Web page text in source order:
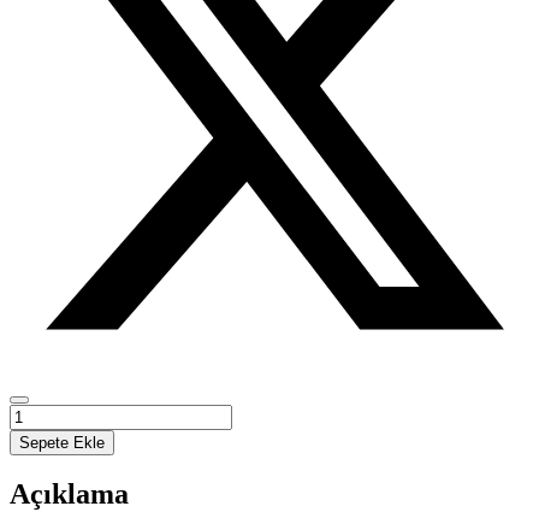
Jan
Švankmajer
Sinemasında
Gerçeküstücü
adet
Sepete Ekle
Açıklama